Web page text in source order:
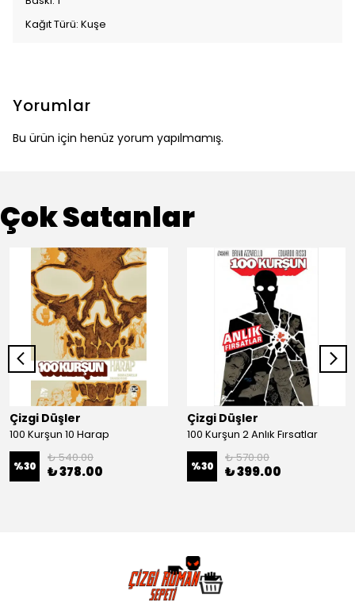
Kağıt Türü: Kuşe
Yorumlar
Bu ürün için henüz yorum yapılmamış.
Çok Satanlar
Çizgi Düşler
100 Kurşun 10 Harap
%30
₺ 540.00
₺ 378.00
Çizgi Düşler
100 Kurşun 2 Anlık Fırsatlar
%30
₺ 570.00
₺ 399.00